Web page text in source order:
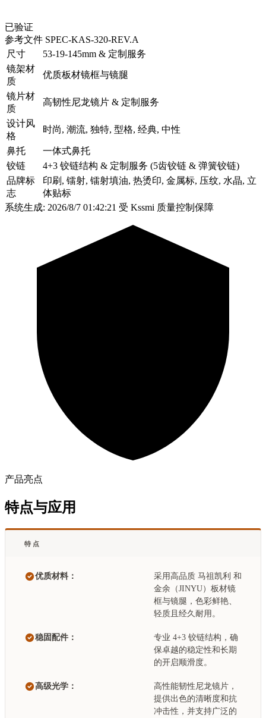
已验证
参考文件 SPEC-KAS-320-REV.A
尺寸
53-19-145mm & 定制服务
镜架材
质
优质板材镜框与镜腿
镜片材
质
高韧性尼龙镜片 & 定制服务
设计风
格
时尚, 潮流, 独特, 型格, 经典, 中性
鼻托
一体式鼻托
铰链
4+3 铰链结构 & 定制服务 (5齿铰链 & 弹簧铰链)
品牌标
志
印刷, 镭射, 镭射填油, 热烫印, 金属标, 压纹, 水晶, 立
体贴标
系统生成: 2026/8/7 01:42:21 受 Kssmi 质量控制保障
产品亮点
特点与应用
特点
优质材料：
采用高品质 马祖凯利 和
金余（JINYU）板材镜
框与镜腿，色彩鲜艳、
轻质且经久耐用。
稳固配件：
专业 4+3 铰链结构，确
保卓越的稳定性和长期
的开启顺滑度。
高级光学：
高性能韧性尼龙镜片，
提供出色的清晰度和抗
冲击性，并支持广泛的